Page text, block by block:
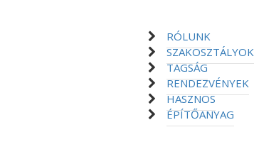
RÓLUNK
SZAKOSZTÁLYOK
TAGSÁG
RENDEZVÉNYEK
HASZNOS
ÉPÍTŐANYAG